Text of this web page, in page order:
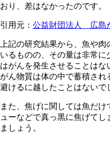
おり、差はなかったのです。
引用元： 公益財団法人 広島
上記の研究結果から、魚や
いるものの、その量は非常
はがんを発生させることは
がん物質は体の中で蓄積さ
避けるに越したことはないで
また、焦げに関しては魚だ
ューなどで真っ黒に焦げて
ましょう。